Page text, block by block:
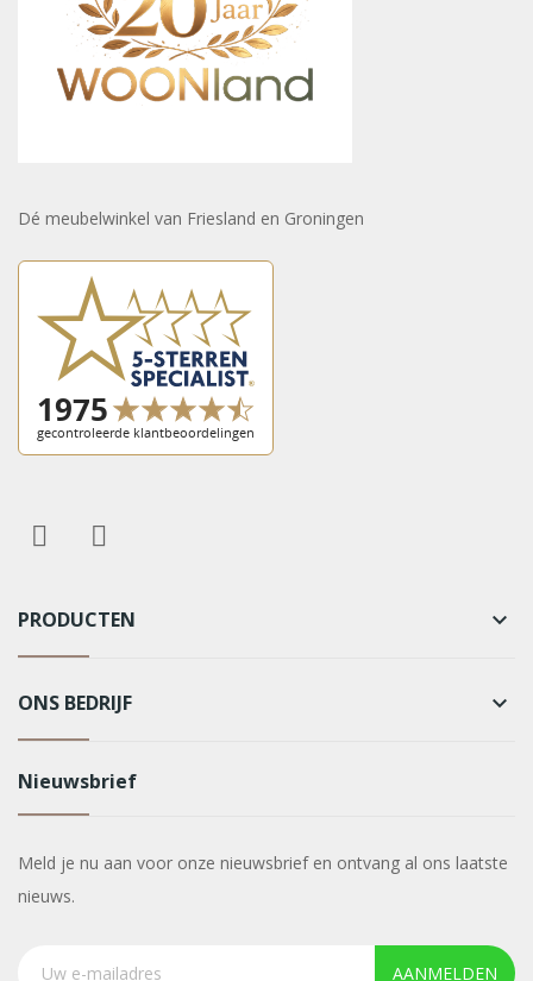
Dé meubelwinkel van Friesland en Groningen
PRODUCTEN keyboard_arrow_down
ONS BEDRIJF keyboard_arrow_down
Nieuwsbrief
Meld je nu aan voor onze nieuwsbrief en ontvang al ons laatste
nieuws.
AANMELDEN